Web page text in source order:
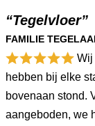
“Tegelvloer”
FAMILIE
Wij
hebben bij elke
bovenaan stond.
aangeboden, we